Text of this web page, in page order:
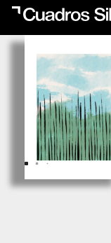
Obra Pictórica
Obra Gráfica
Inspiración
Crea tu pared